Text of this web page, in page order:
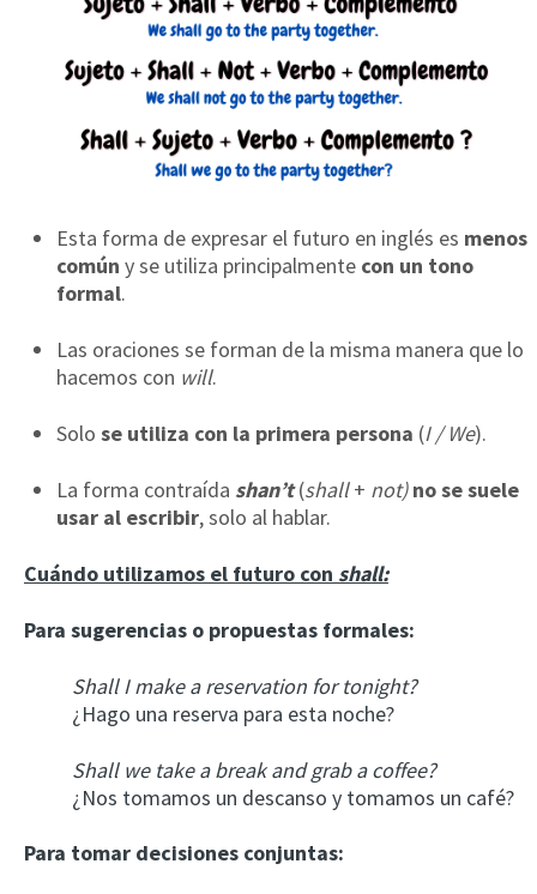
Esta forma de expresar el futuro en inglés es menos
común y se utiliza principalmente con un tono
formal.
Las oraciones se forman de la misma manera que lo
hacemos con will.
Solo se utiliza con la primera persona (I / We).
La forma contraída shan’t (shall+ not) no se suele
usar al escribir, solo al hablar.
Cuándo utilizamos el futuro con shall:
Para sugerencias o propuestas formales:
Shall I make a reservation for tonight?
¿Hago una reserva para esta noche?
Shall we take a break and grab a coffee?
¿Nos tomamos un descanso y tomamos un café?
Para tomar decisiones conjuntas: